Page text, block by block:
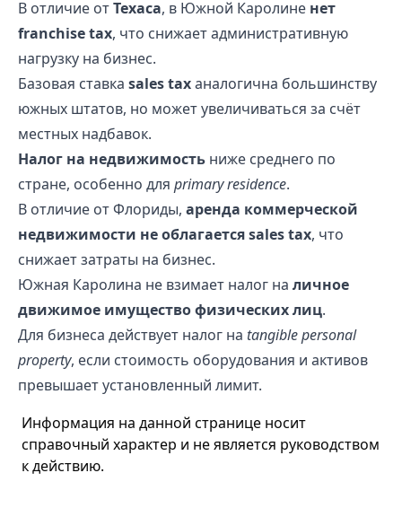
В отличие отТехаса, в Южной Каролине нет
franchise tax, что снижает административную
нагрузку на бизнес.
Базовая ставкаsales taxаналогична большинству
южных штатов, но может увеличиваться за счёт
местных надбавок.
Налог на недвижимость ниже среднего по
стране, особенно дляprimary residence.
В отличие от Флориды,аренда коммерческой
недвижимости не облагается sales tax, что
снижает затраты на бизнес.
Южная Каролина не взимает налог наличное
движимое имущество физических лиц.
Для бизнеса действует налог на tangible personal
property, если стоимость оборудования и активов
превышает установленный лимит.
Информация на данной странице носит
справочный характер и не является руководством
к действию.